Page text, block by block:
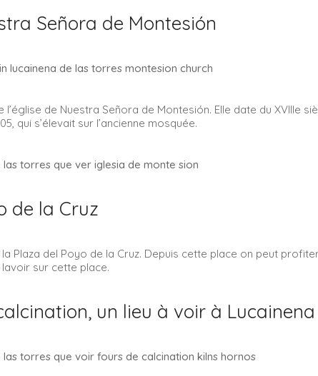
Señora de Montesión
de Nuestra Señora de Montesión. Elle date du XVIIIe
qui s’élevait sur l’ancienne mosquée.
de la Cruz
Plaza del Poyo de la Cruz. Depuis cette place on peut
lavoir sur cette place.
un lieu à voir à